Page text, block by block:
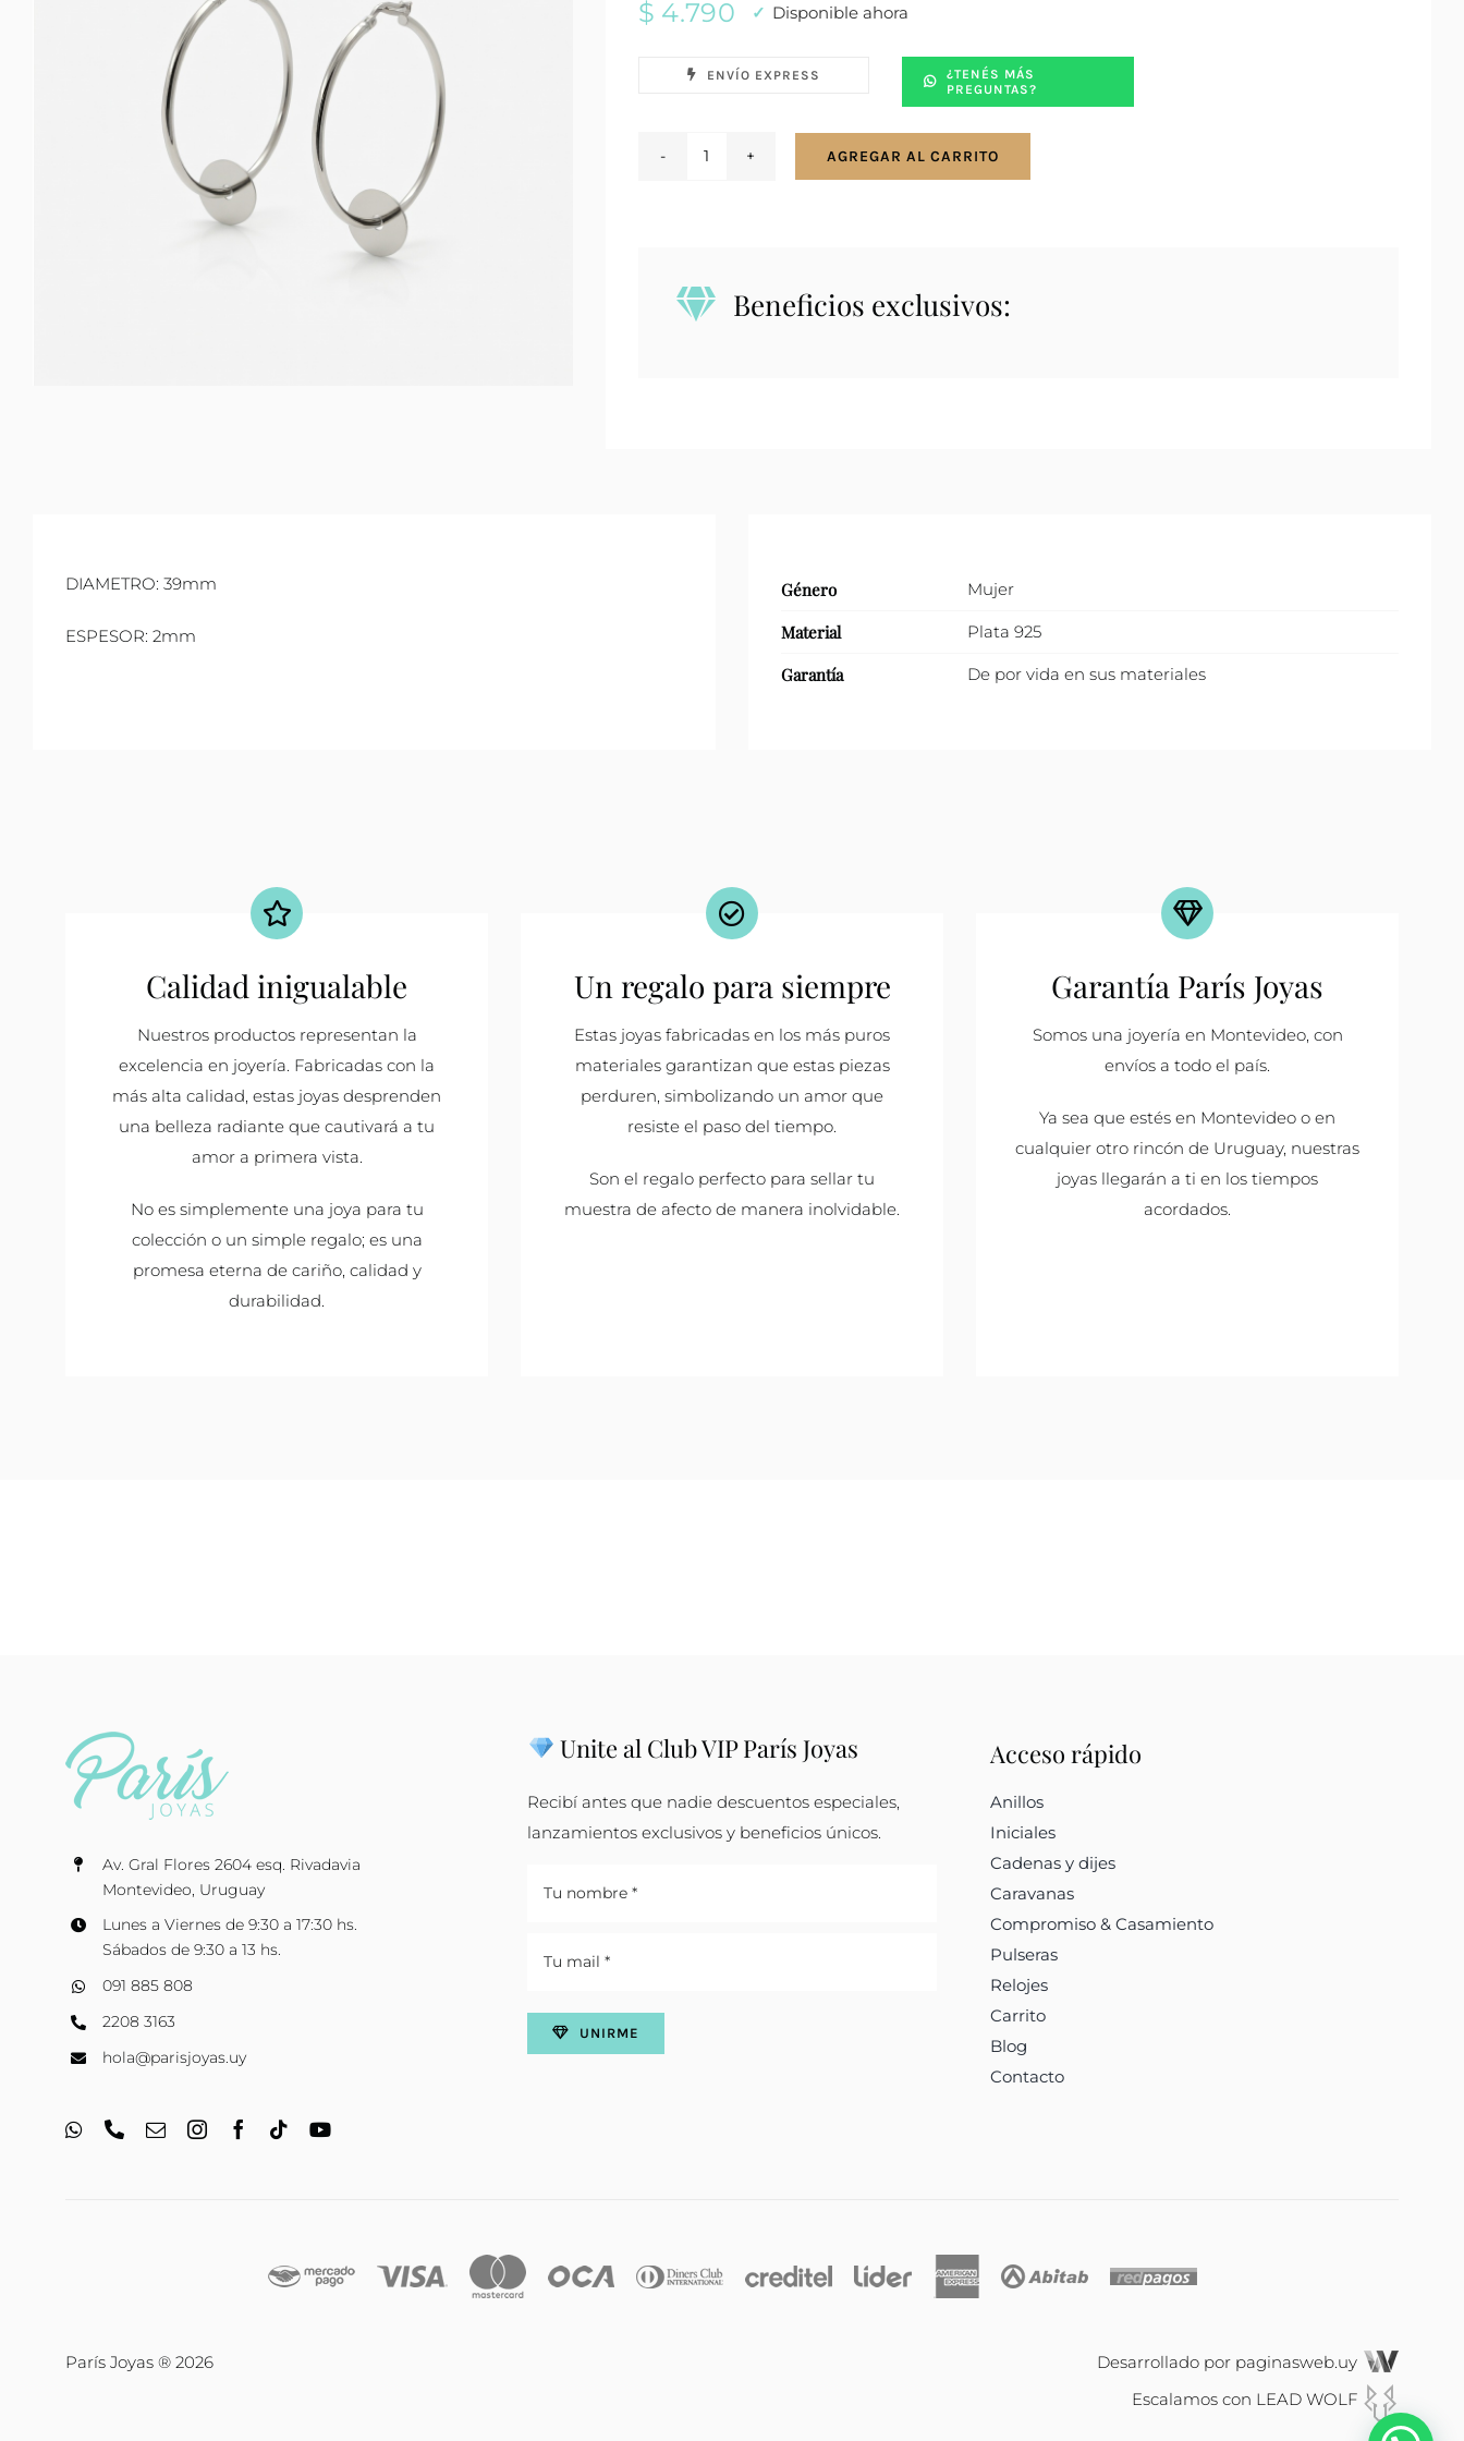
$ 4.790 Disponible ahora
ENVÍO EXPRESS
¿TENÉS MÁS
PREGUNTAS?
925
AGREGAR AL CARRITO
Beneficios exclusivos:
DIAMETRO: 39mm
ESPESOR: 2mm
Género Mujer
Material Plata 925
Garantía De por vida en sus materiales
Calidad inigualable
Nuestros productos representan la
excelencia en joyería. Fabricadas con la
más alta calidad, estas joyas desprenden
una belleza radiante que cautivará a tu
amor a primera vista.
No es simplemente una joya para tu
colección o un simple regalo; es una
promesa eterna de cariño, calidad y
durabilidad.
Un regalo para siempre
Estas joyas fabricadas en los más puros
materiales garantizan que estas piezas
perduren, simbolizando un amor que
resiste el paso del tiempo.
Son el regalo perfecto para sellar tu
muestra de afecto de manera inolvidable.
Garantía París Joyas
Somos una joyería en Montevideo, con
envíos a todo el país.
Ya sea que estés en Montevideo o en
cualquier otro rincón de Uruguay, nuestras
joyas llegarán a ti en los tiempos
acordados.
Av. Gral Flores 2604 esq. Rivadavia
Montevideo, Uruguay
Lunes a Viernes de 9:30 a 17:30 hs.
Sábados de 9:30 a 13 hs.
091 885 808
2208 3163
hola@parisjoyas.uy
Unite al Club VIP París Joyas
Recibí antes que nadie descuentos especiales,
lanzamientos exclusivos y beneficios únicos.
UNIRME
Acceso rápido
Anillos
Iniciales
Cadenas y dijes
Caravanas
Compromiso & Casamiento
Pulseras
Relojes
Carrito
Blog
Contacto
París Joyas ® 2026 Desarrollado por paginasweb.uy
Escalamos con LEAD WOLF